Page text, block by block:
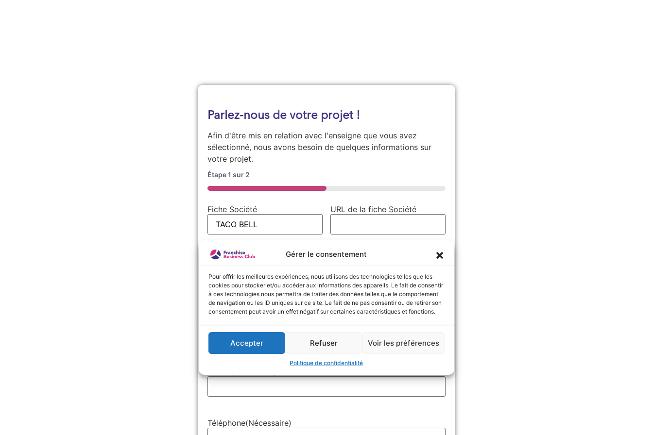
Gérer le consentement
Pour offrir les meilleures expériences, nous utilisons des technologies telles que les
cookies pour stocker et/ou accéder aux informations des appareils. Le fait de consentir
à ces technologies nous permettra de traiter des données telles que le comportement
de navigation ou les ID uniques sur ce site. Le fait de ne pas consentir ou de retirer son
consentement peut avoir un effet négatif sur certaines caractéristiques et fonctions.
Accepter Refuser Voir les préférences
Politique de confidentialité
Parlez-nous de votre projet !
Afin d'être mis en relation avec l'enseigne que vous avez
sélectionné, nous avons besoin de quelques informations sur
votre projet.
Étape1 sur 2
50%
Fiche Société
URL de la fiche Société
Nom(Nécessaire)
Téléphone(Nécessaire)